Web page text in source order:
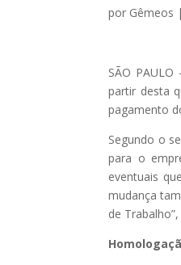
por Gêmeos
SÃO
partir desta
pagamento
Segundo o
para o
eventuais
mudança
de